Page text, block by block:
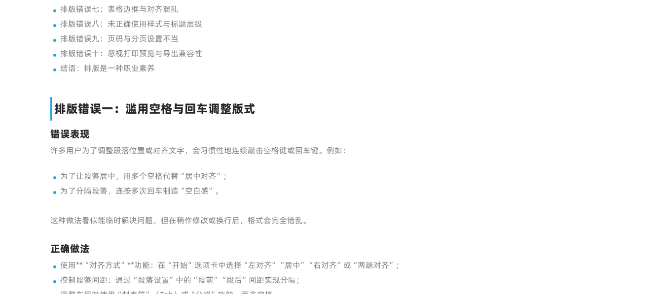
排版错误七：表格边框与对齐混乱
排版错误八：未正确使用样式与标题层级
排版错误九：页码与分页设置不当
排版错误十：忽视打印预览与导出兼容性
结语：排版是一种职业素养
排版错误一：滥用空格与回车调整版式
错误表现
许多用户为了调整段落位置或对齐文字，会习惯性地连续敲击空格键或回车键。例如：
为了让段落居中，用多个空格代替“居中对齐”；
为了分隔段落，连按多次回车制造“空白感”。
这种做法看似能临时解决问题，但在稍作修改或换行后，格式会完全错乱。
正确做法
使用**“对齐方式”**功能：在“开始”选项卡中选择“左对齐”“居中”“右对齐”或“两端对齐”；
控制段落间距：通过“段落设置”中的“段前”“段后”间距实现分隔；